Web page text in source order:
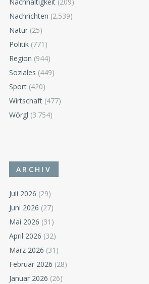
Nachrichten (2.539)
Natur (25)
Politik (771)
Region (944)
Soziales (449)
Sport (420)
Wirtschaft (477)
Wörgl (3.754)
ARCHIV
Juli 2026 (29)
Juni 2026 (27)
Mai 2026 (31)
April 2026 (32)
März 2026 (31)
Februar 2026 (28)
Januar 2026 (26)